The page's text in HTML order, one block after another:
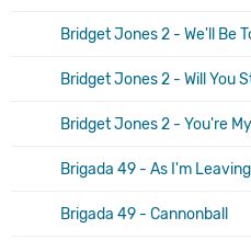
Bridget Jones 2 - We'll Be
Bridget Jones 2 - Will You
Brigada 49 - As I'm Leaving
Brigada 49 - Cannonball